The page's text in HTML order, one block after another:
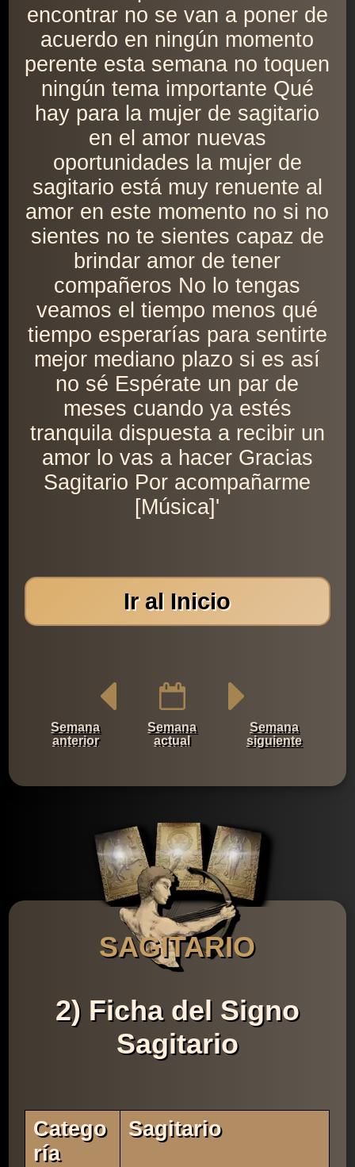
encontrar no se van a poner de
acuerdo en ningún momento
perente esta semana no toquen
ningún tema importante Qué
hay para la mujer de sagitario
en el amor nuevas
oportunidades la mujer de
sagitario está muy renuente al
amor en este momento no si no
sientes no te sientes capaz de
brindar amor de tener
compañeros No lo tengas
veamos el tiempo menos qué
tiempo esperarías para sentirte
mejor mediano plazo si es así
no sé Espérate un par de
meses cuando ya estés
tranquila dispuesta a recibir un
amor lo vas a hacer Gracias
Sagitario Por acompañarme
[Música]'
Ir al Inicio
Semana
anterior
Semana
actual
Semana
siguiente
SAGITARIO
2) Ficha del Signo
Sagitario
Catego
Ría
Sagitario